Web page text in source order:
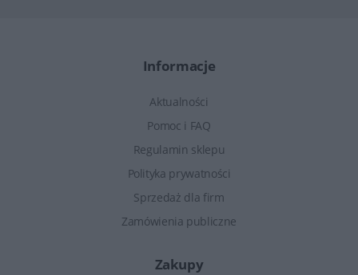
Informacje
Aktualności
Pomoc i FAQ
Regulamin sklepu
Polityka prywatności
Sprzedaż dla firm
Zamówienia publiczne
Zakupy